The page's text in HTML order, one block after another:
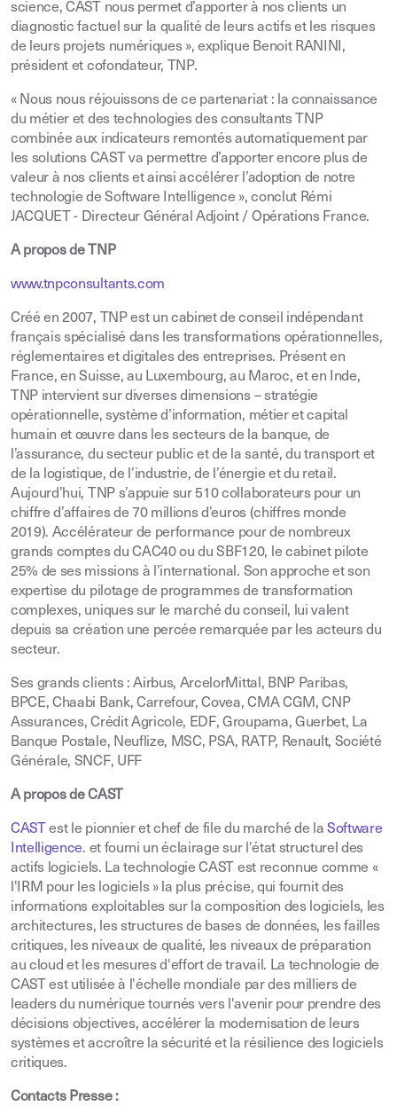
science, CAST nous permet d’apporter à nos clients un
diagnostic factuel sur la qualité de leurs actifs et les risques
de leurs projets numériques », explique Benoit RANINI,
président et cofondateur, TNP.
« Nous nous réjouissons de ce partenariat : la connaissance
du métier et des technologies des consultants TNP
combinée aux indicateurs remontés automatiquement par
les solutions CAST va permettre d’apporter encore plus de
valeur à nos clients et ainsi accélérer l’adoption de notre
technologie de Software Intelligence », conclut Rémi
JACQUET - Directeur Général Adjoint / Opérations France.
A propos de TNP
www.tnpconsultants.com
Créé en 2007, TNP est un cabinet de conseil indépendant
français spécialisé dans les transformations opérationnelles,
réglementaires et digitales des entreprises. Présent en
France, en Suisse, au Luxembourg, au Maroc, et en Inde,
TNP intervient sur diverses dimensions – stratégie
opérationnelle, système d’information, métier et capital
humain et œuvre dans les secteurs de la banque, de
l’assurance, du secteur public et de la santé, du transport et
de la logistique, de l’industrie, de l’énergie et du retail.
Aujourd’hui, TNP s’appuie sur 510 collaborateurs pour un
chiffre d’affaires de 70 millions d’euros (chiffres monde
2019). Accélérateur de performance pour de nombreux
grands comptes du CAC40 ou du SBF120, le cabinet pilote
25% de ses missions à l’international. Son approche et son
expertise du pilotage de programmes de transformation
complexes, uniques sur le marché du conseil, lui valent
depuis sa création une percée remarquée par les acteurs du
secteur.
Ses grands clients : Airbus, ArcelorMittal, BNP Paribas,
BPCE, Chaabi Bank, Carrefour, Covea, CMA CGM, CNP
Assurances, Crédit Agricole, EDF, Groupama, Guerbet, La
Banque Postale, Neuflize, MSC, PSA, RATP, Renault, Société
Générale, SNCF, UFF
A propos de CAST
CAST est le pionnier et chef de file du marché de la Software
Intelligence. et fourni un éclairage sur l'état structurel des
actifs logiciels. La technologie CAST est reconnue comme «
l'IRM pour les logiciels » la plus précise, qui fournit des
informations exploitables sur la composition des logiciels, les
architectures, les structures de bases de données, les failles
critiques, les niveaux de qualité, les niveaux de préparation
au cloud et les mesures d'effort de travail. La technologie de
CAST est utilisée à l'échelle mondiale par des milliers de
leaders du numérique tournés vers l'avenir pour prendre des
décisions objectives, accélérer la modernisation de leurs
systèmes et accroître la sécurité et la résilience des logiciels
critiques.
Contacts Presse :